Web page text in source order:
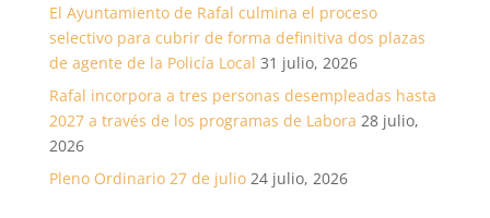
El Ayuntamiento de Rafal culmina el proceso
selectivo para cubrir de forma definitiva dos plazas
de agente de la Policía Local 31 julio, 2026
Rafal incorpora a tres personas desempleadas hasta
2027 a través de los programas de Labora 28 julio,
2026
Pleno Ordinario 27 de julio 24 julio, 2026